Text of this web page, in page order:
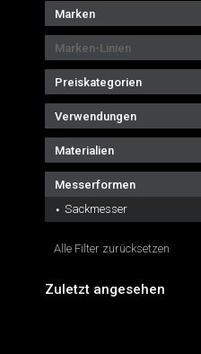
Marken
Marken-Linien
Preiskategorien
Verwendungen
Materialien
Messerformen
Sackmesser
Alle Filter zurücksetzen
Zuletzt angesehen